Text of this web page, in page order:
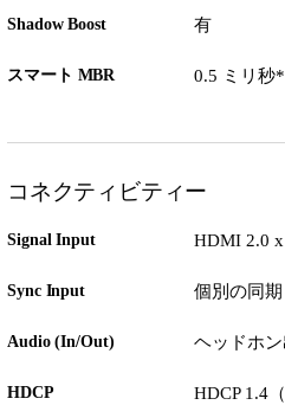
Shadow Boost 有
スマート MBR 0.5 ミリ秒*
コネクティビティー
Signal Input HDMI 2.0 x
Sync Input 個別の同期
Audio (In/Out) ヘッドホン
HDCP
HDCP 1.4